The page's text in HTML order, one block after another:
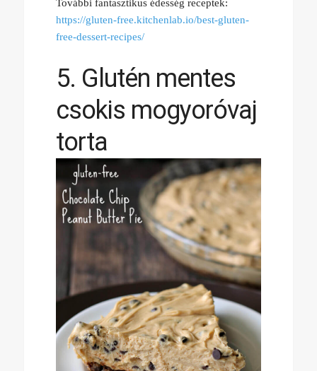
További fantasztikus édesség receptek:
https://gluten-free.kitchenlab.io/best-gluten-
free-dessert-recipes/
5. Glutén mentes
csokis mogyoróvaj
torta